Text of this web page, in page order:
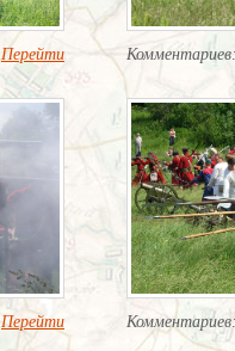
Перейти
Перейти